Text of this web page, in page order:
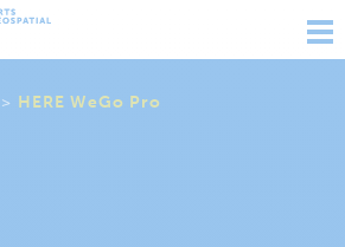
> HERE WeGo Pro